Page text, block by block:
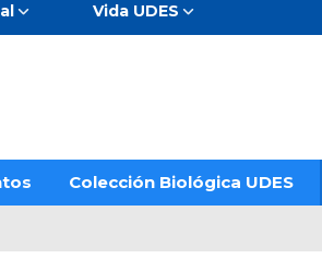
Vida UDES
Colección Biológica UDES